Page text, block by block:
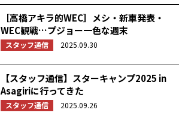
［高橋アキラ的WEC］メシ・新車発表・
WEC観戦…プジョー一色な週末
スタッフ通信 2025.09.30
【スタッフ通信】スターキャンプ2025 in
Asagiriに行ってきた
スタッフ通信 2025.09.26